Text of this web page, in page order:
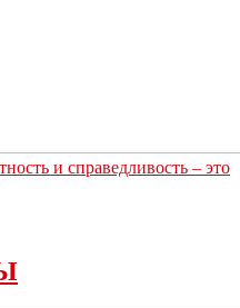
и справедливость – это